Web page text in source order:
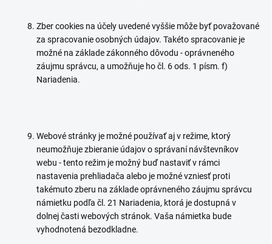
Zber cookies na účely uvedené vyššie môže byť považované
za spracovanie osobných údajov. Takéto spracovanie je
možné na základe zákonného dôvodu - oprávneného
záujmu správcu, a umožňuje ho čl. 6 ods. 1 písm. f)
Nariadenia.
Webové stránky je možné používať aj v režime, ktorý
neumožňuje zbieranie údajov o správaní návštevníkov
webu - tento režim je možný buď nastaviť v rámci
nastavenia prehliadača alebo je možné vzniesť proti
takémuto zberu na základe oprávneného záujmu správcu
námietku podľa čl. 21 Nariadenia, ktorá je dostupná v
dolnej časti webových stránok. Vaša námietka bude
vyhodnotená bezodkladne.